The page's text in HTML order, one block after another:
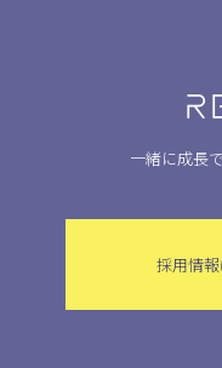
一緒に成長
採用情